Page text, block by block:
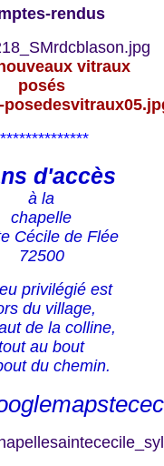
rendus
vitraux
posés
d'accès
à la
chapelle
Cécile de Flée
72500
privilégié est
du village,
de la colline,
au bout
du chemin.